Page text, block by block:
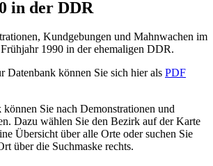
in der DDR
Kundgebungen und Mahnwachen im
1990 in der ehemaligen DDR.
Datenbank können Sie sich hier als PDF
können Sie nach Demonstrationen und
Dazu wählen Sie den Bezirk auf der Karte
Übersicht über alle Orte oder suchen Sie
über die Suchmaske rechts.